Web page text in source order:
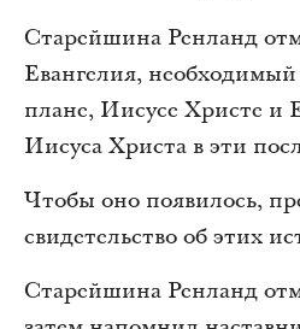
Старейшина Ренланд
Евангелия, необходимый
плане, Иисусе Христе и
Иисуса Христа в эти
Чтобы оно появилось,
свидетельство об этих
Старейшина Ренланд